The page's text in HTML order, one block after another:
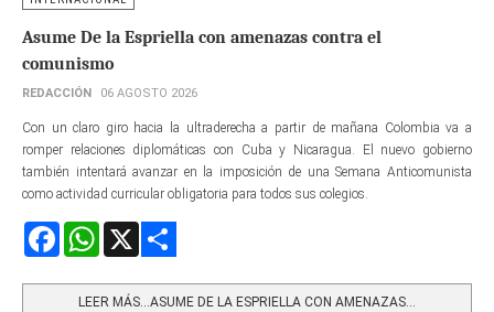
Asume De la Espriella con amenazas contra el
comunismo
REDACCIÓN 06 AGOSTO 2026
Con un claro giro hacia la ultraderecha a partir de mañana Colombia va a
romper relaciones diplomáticas con Cuba y Nicaragua. El nuevo gobierno
también intentará avanzar en la imposición de una Semana Anticomunista
como actividad curricular obligatoria para todos sus colegios.
FacebookWhatsApp
LEER MÁS…ASUME DE LA ESPRIELLA CON AMENAZAS...